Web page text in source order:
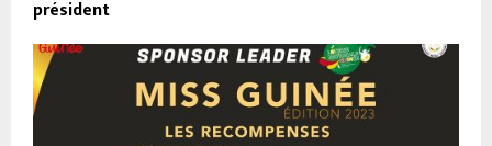
président